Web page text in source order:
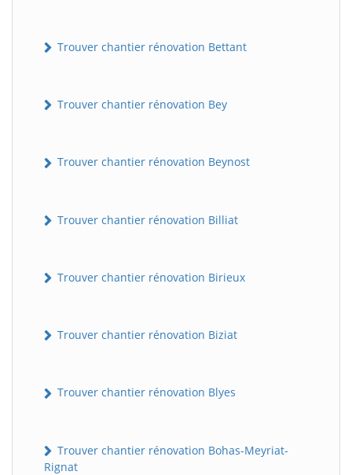
Trouver chantier rénovation Bettant
Trouver chantier rénovation Bey
Trouver chantier rénovation Beynost
Trouver chantier rénovation Billiat
Trouver chantier rénovation Birieux
Trouver chantier rénovation Biziat
Trouver chantier rénovation Blyes
Trouver chantier rénovation Bohas-Meyriat-
Rignat